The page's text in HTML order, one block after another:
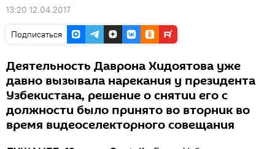
13:20 12.04.2017
Подписаться
Деятельность Даврона Хидоятова уже
давно вызывала нарекания у президента
Узбекистана, решение о снятии его с
должности было принято во вторник во
время видеоселекторного совещания